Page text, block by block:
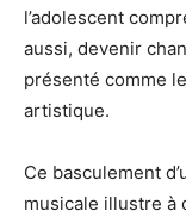
l’adolescent
aussi, devenir
présenté comme
artistique.
Ce basculement
musicale illustre à